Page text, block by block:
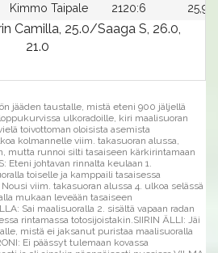
Kimmo Taipale 2120:6 25,9x
Camilla, 25.0/Saaga S, 26.0,
21.0
jääden taustalle, mistä eteni 900 jäljellä
ulkoradoille, kiri maalisuoran
toivottoman oloisista asemista
kolmannelle viim. takasuoran alussa,
mutta runnoi silti tasaiseen kärkirintamaan
Eteni johtavan rinnalta keulaan 1.
toiselle ja kamppaili tasaisessa
Nousi viim. takasuoran alussa 4. ulkoa selässä
mukaan leveään tasaiseen
Sai maalisuoralla 2. sisältä vapaan radan
rintamassa totosijoistakin.SIIRIN ÄLLI: Jäi
mistä ei jaksanut puristaa maalisuoralla
Ei päässyt tulemaan kovassa